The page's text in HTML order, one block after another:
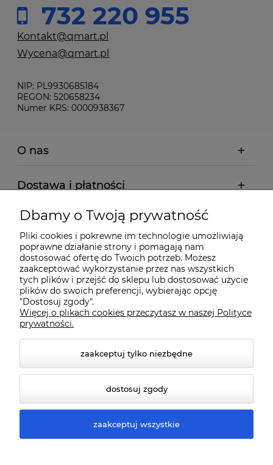
732 220 955
Kontakt@qmart.pl
Wycena@qmart.pl
NIP: PL9930685184
REGON: 520658234
Numer KRS: 0000938367
O nas
Dostawa i płatności
Pomoc
Gwarancja i Serwis
Styl graficzny ShopGadget.pl
Sklep internetowy Shoper
Premium
Dbamy o Twoją prywatność
Pliki cookies i pokrewne im technologie umożliwiają
poprawne działanie strony i pomagają nam
dostosować ofertę do Twoich potrzeb. Możesz
zaakceptować wykorzystanie przez nas wszystkich
tych plików i przejść do sklepu lub dostosować użycie
plików do swoich preferencji, wybierając opcję
"Dostosuj zgody".
Więcej o plikach cookies przeczytasz w naszej Polityce
prywatności.
zaakceptuj tylko niezbędne
dostosuj zgody
zaakceptuj wszystkie